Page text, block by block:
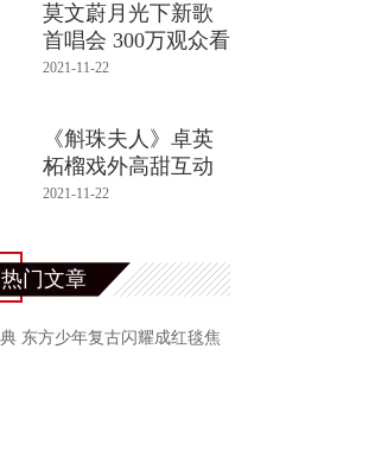
莫文蔚月光下新歌
首唱会 300万观众看
《爱无
2021-11-22
《斛珠夫人》卓英
柘榴戏外高甜互动
王森用
2021-11-22
热门文章